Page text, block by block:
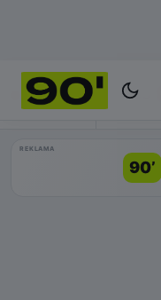
PROGRAM 14:30
REKLAMA
90’